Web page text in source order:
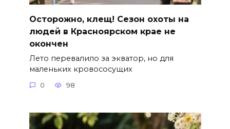
Осторожно, клещ! Сезон охоты на
людей в Красноярском крае не
окончен
Лето перевалило за экватор, но для
маленьких кровососущих
0 98